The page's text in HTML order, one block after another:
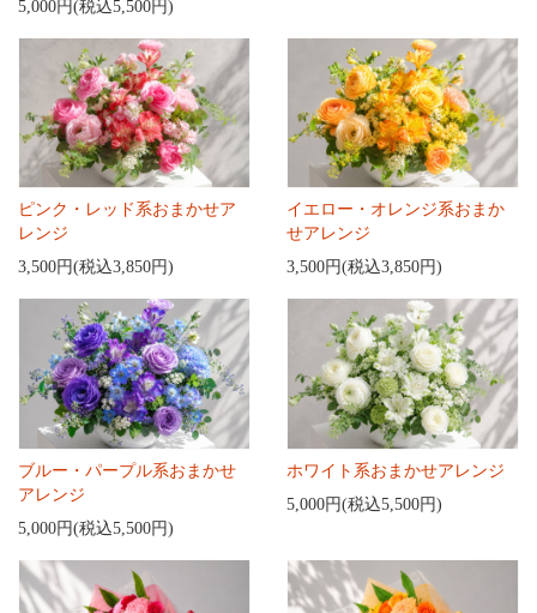
5,000円(税込5,500円)
ピンク・レッド系おまかせア
レンジ
3,500円(税込3,850円)
イエロー・オレンジ系おまか
せアレンジ
3,500円(税込3,850円)
ブルー・パープル系おまかせ
アレンジ
5,000円(税込5,500円)
ホワイト系おまかせアレンジ
5,000円(税込5,500円)